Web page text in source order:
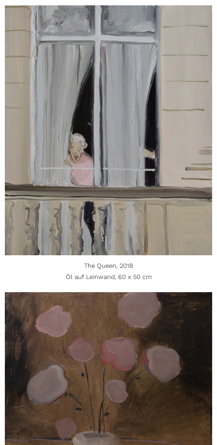
The Queen, 2018
Öl auf Leinwand, 60 x 50 cm